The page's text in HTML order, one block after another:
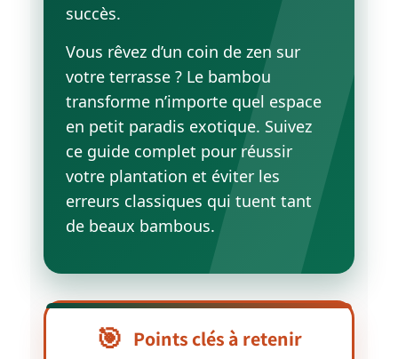
succès.
Vous rêvez d’un coin de zen sur
votre terrasse ? Le bambou
transforme n’importe quel espace
en petit paradis exotique. Suivez
ce guide complet pour réussir
votre plantation et éviter les
erreurs classiques qui tuent tant
de beaux bambous.
Points clés à retenir